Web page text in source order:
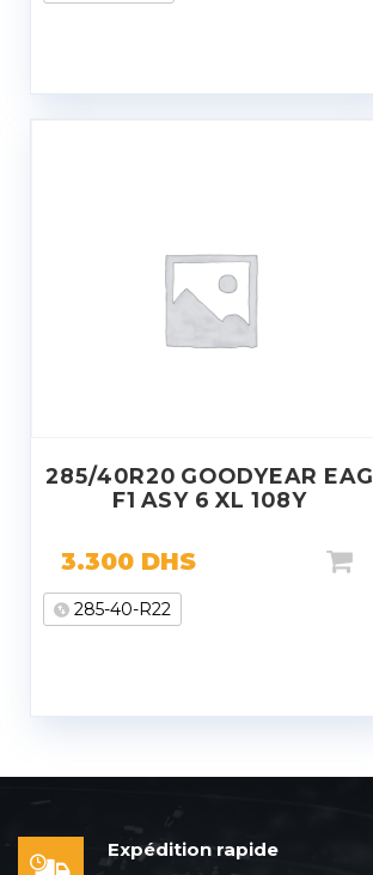
285/40R20 GOODYEAR EAG
F1 ASY 6 XL 108Y
3.300 DHS
285-40-R22
Expédition rapide